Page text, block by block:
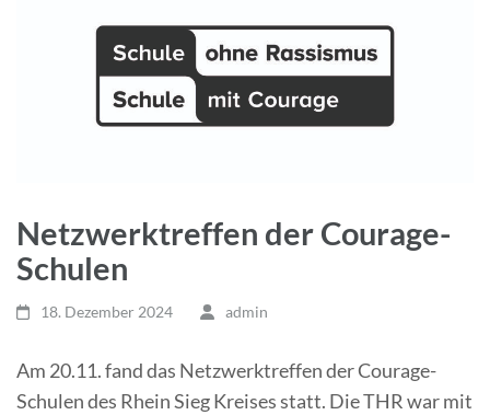
Netzwerktreffen der Courage-
Schulen
18. Dezember 2024 admin
Am 20.11. fand das Netzwerktreffen der Courage-
Schulen des Rhein Sieg Kreises statt. Die THR war mit